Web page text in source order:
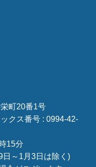
町20番1号
クス番号 : 0994-42-
15分
日～1月3日は除く)